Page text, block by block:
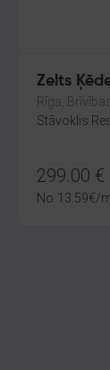
Zelts
Rīga,
Stāvoklis
299.00 €
No 13.59€/